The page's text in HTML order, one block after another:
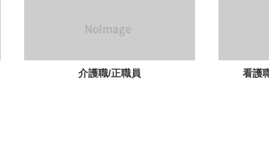
介護職/正職員 看護